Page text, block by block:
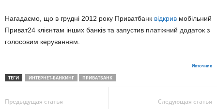
Нагадаємо, що в грудні 2012 року Приватбанк відкрив мобільний
Приват24 клієнтам інших банків та запустив платіжний додаток з
голосовим керуванням.
Источник
ТЕГИ ИНТЕРНЕТ-БАНКИНГ ПРИВАТБАНК
Предыдущая статья Следующая статья